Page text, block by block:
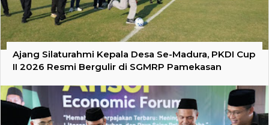
Ajang Silaturahmi Kepala Desa Se-Madura, PKDI Cup
II 2026 Resmi Bergulir di SGMRP Pamekasan